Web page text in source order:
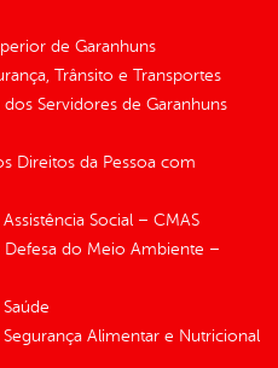
de Garanhuns
Trânsito e Transportes
Servidores de Garanhuns
Direitos da Pessoa com
Social – CMAS
do Meio Ambiente –
Alimentar e Nutricional